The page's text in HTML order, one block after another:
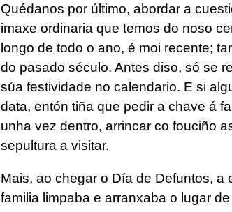
Quédanos por último, abordar a
imaxe ordinaria que temos do noso
longo de todo o ano, é moi recente;
do pasado século. Antes diso, só se
súa festividade no calendario. E si
data, entón tiña que pedir a chave á
unha vez dentro, arrincar co fouciño
sepultura a visitar.
Mais, ao chegar o Día de Defuntos,
familia limpaba e arranxaba o lugar